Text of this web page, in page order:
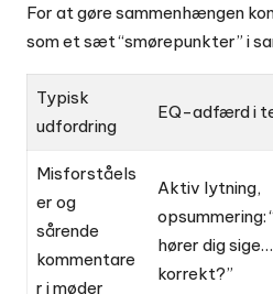
For at gøre sammenhængen
som et sæt “smørepunkter” i
Typisk
udfordring
EQ-adfærd i
Misforståels
er og
sårende
kommentare
r i møder
Aktiv lytning,
opsummering:
hører dig
korrekt?”